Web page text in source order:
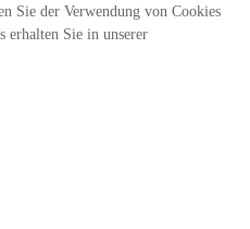
Sie der Verwendung von Cookies
erhalten Sie in unserer